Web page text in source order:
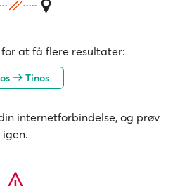
at få flere resultater:
Tinos
internetforbindelse, og prøv
igen.